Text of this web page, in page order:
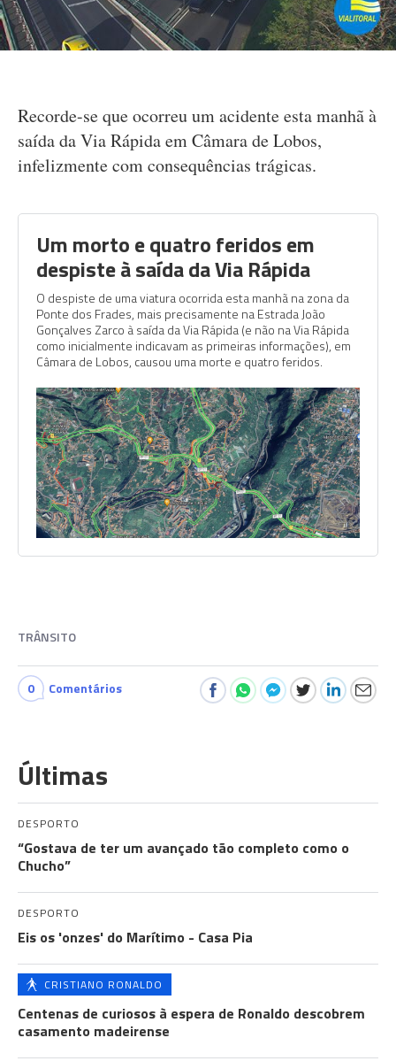
Recorde-se que ocorreu um acidente esta manhã à
saída da Via Rápida em Câmara de Lobos,
infelizmente com consequências trágicas.
Um morto e quatro feridos em
despiste à saída da Via Rápida
O despiste de uma viatura ocorrida esta manhã na zona da
Ponte dos Frades, mais precisamente na Estrada João
Gonçalves Zarco à saída da Via Rápida (e não na Via Rápida
como inicialmente indicavam as primeiras informações), em
Câmara de Lobos, causou uma morte e quatro feridos.
TRÂNSITO
0 Comentários
Últimas
DESPORTO
“Gostava de ter um avançado tão completo como o
Chucho”
DESPORTO
Eis os 'onzes' do Marítimo - Casa Pia
CRISTIANO RONALDO
Centenas de curiosos à espera de Ronaldo descobrem
casamento madeirense